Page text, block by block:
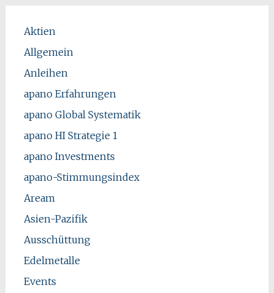
Aktien
Allgemein
Anleihen
apano Erfahrungen
apano Global Systematik
apano HI Strategie 1
apano Investments
apano-Stimmungsindex
Aream
Asien-Pazifik
Ausschüttung
Edelmetalle
Events